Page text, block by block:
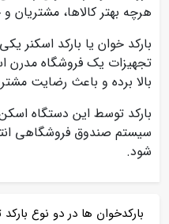
هرچه بهتر کالاها،
بارکد خوان یا بارکد اسکنر
تجهیزات یک فروشگاه مدرن
بالا برده و باعث رضایت
بارکد توسط این دستگاه
سیستم صندوق فروشگاهی
شود.
بارکدخوان ها در دو نوع